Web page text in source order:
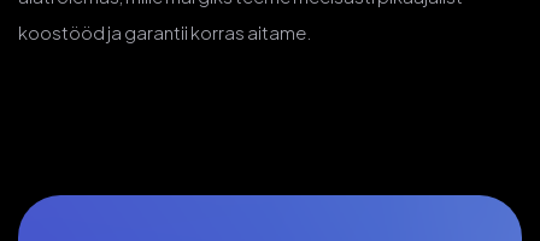
koostööd ja garantii korras aitame.